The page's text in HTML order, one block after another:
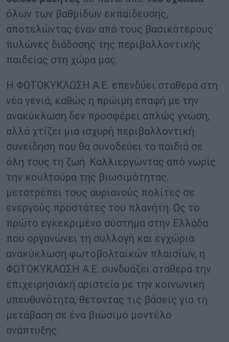
όλων των βαθμίδων εκπαίδευσης,
αποτελώντας έναν από τους βασικότερους
πυλώνες διάδοσης της περιβαλλοντικής
παιδείας στη χώρα μας.
Η ΦΩΤΟΚΥΚΛΩΣΗ Α.Ε. επενδύει σταθερά στη
νέα γενιά, καθώς η πρώιμη επαφή με την
ανακύκλωση δεν προσφέρει απλώς γνώση,
αλλά χτίζει μια ισχυρή περιβαλλοντική
συνείδηση που θα συνοδεύει τα παιδιά σε
όλη τους τη ζωή. Καλλιεργώντας από νωρίς
την κουλτούρα της βιωσιμότητας,
μετατρέπει τους αυριανούς πολίτες σε
ενεργούς προστάτες του πλανήτη. Ως το
πρώτο εγκεκριμένο σύστημα στην Ελλάδα
που οργανώνει τη συλλογή και εγχώρια
ανακύκλωση φωτοβολταϊκών πλαισίων, η
ΦΩΤΟΚΥΚΛΩΣΗ Α.Ε. συνδυάζει σταθερά την
επιχειρησιακή αριστεία με την κοινωνική
υπευθυνότητα, θέτοντας τις βάσεις για τη
μετάβαση σε ένα βιώσιμο μοντέλο
ανάπτυξης.